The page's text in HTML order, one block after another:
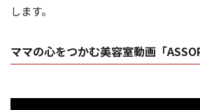
します。
ママの心をつかむ美容室動画「